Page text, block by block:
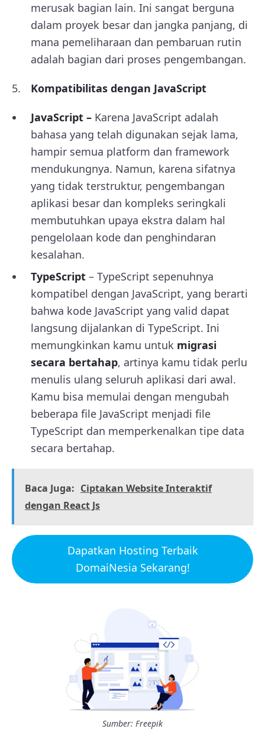
merusak bagian lain. Ini sangat berguna
dalam proyek besar dan jangka panjang, di
mana pemeliharaan dan pembaruan rutin
adalah bagian dari proses pengembangan.
Kompatibilitas dengan JavaScript
JavaScript – Karena JavaScript adalah
bahasa yang telah digunakan sejak lama,
hampir semua platform dan framework
mendukungnya. Namun, karena sifatnya
yang tidak terstruktur, pengembangan
aplikasi besar dan kompleks seringkali
membutuhkan upaya ekstra dalam hal
pengelolaan kode dan penghindaran
kesalahan.
TypeScript – TypeScript sepenuhnya
kompatibel dengan JavaScript, yang berarti
bahwa kode JavaScript yang valid dapat
langsung dijalankan di TypeScript. Ini
memungkinkan kamu untuk migrasi
secara bertahap, artinya kamu tidak perlu
menulis ulang seluruh aplikasi dari awal.
Kamu bisa memulai dengan mengubah
beberapa file JavaScript menjadi file
TypeScript dan memperkenalkan tipe data
secara bertahap.
Baca Juga: Ciptakan Website Interaktif
dengan React Js
Dapatkan Hosting Terbaik
DomaiNesia Sekarang!
Sumber: Freepik